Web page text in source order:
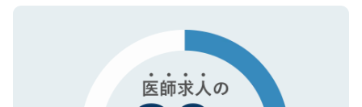
で、機密保持に関してもご安心ください。
ので、まずはご登録ください。